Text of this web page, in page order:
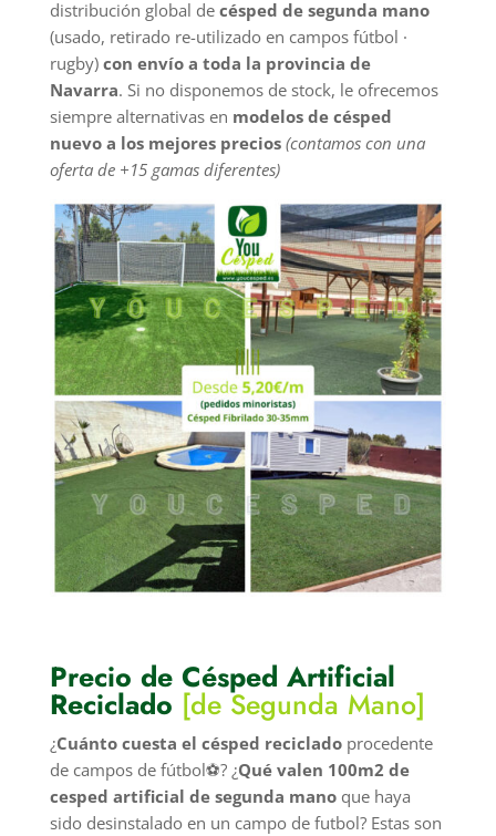
distribución global de césped de segunda mano
(usado, retirado re-utilizado en campos fútbol ·
rugby) con envío a toda la provincia de
Navarra. Si no disponemos de stock, le ofrecemos
siempre alternativas en modelos de césped
nuevo a los mejores precios (contamos con una
oferta de +15 gamas diferentes)
Precio de Césped Artificial
Reciclado [de Segunda Mano]
¿Cuánto cuesta el césped recicladoprocedente
de campos de fútbol⚽? ¿Qué valen 100m2 de
cesped artificial de segunda manoque haya
sido desinstalado en un campo de futbol? Estas son